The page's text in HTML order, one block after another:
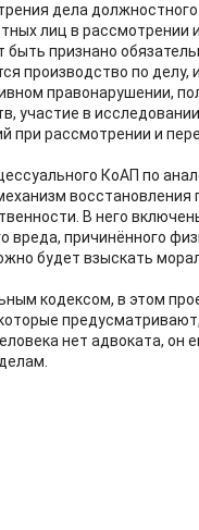
дела
лиц в рассмотрении
признано
производство по делу,
правонарушении,
участие в
при рассмотрении и
КоАП по
восстановления
В него
причинённого
будет взыскать
кодексом, в этом
нет адвоката, он